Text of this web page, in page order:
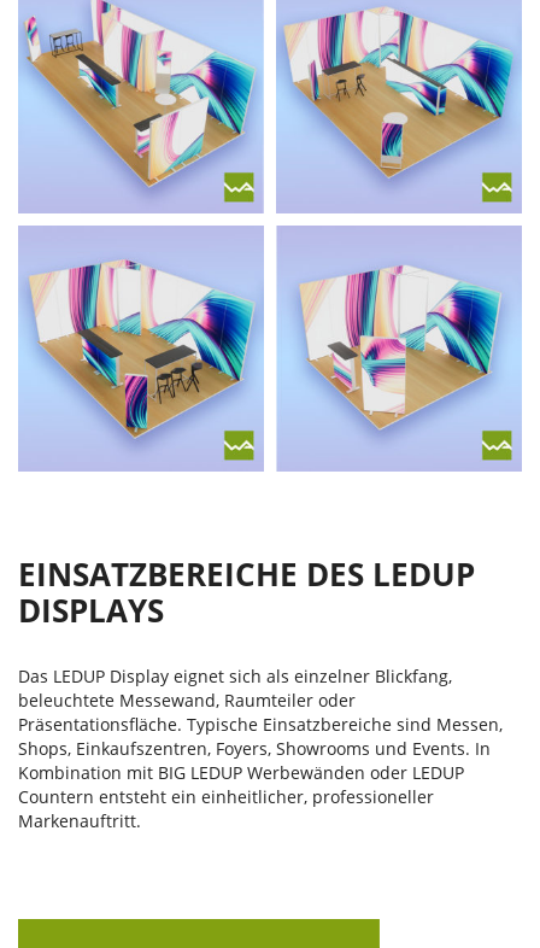
EINSATZBEREICHE DES LEDUP
DISPLAYS
Das LEDUP Display eignet sich als einzelner Blickfang,
beleuchtete Messewand, Raumteiler oder
Präsentationsfläche. Typische Einsatzbereiche sind Messen,
Shops, Einkaufszentren, Foyers, Showrooms und Events. In
Kombination mit BIG LEDUP Werbewänden oder LEDUP
Countern entsteht ein einheitlicher, professioneller
Markenauftritt.